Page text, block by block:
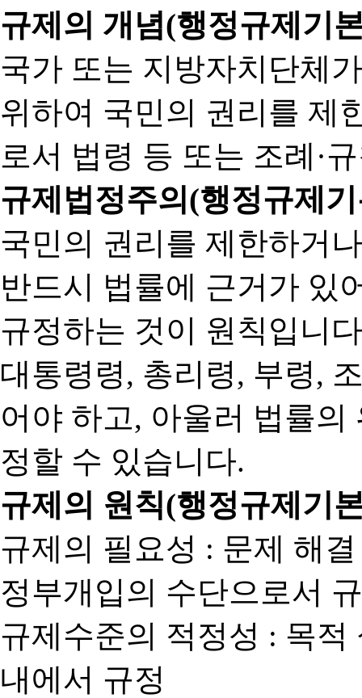
규제의 개념(행정규제기
국가 또는 지방자치단체
위하여 국민의 권리를 제
로서 법령 등 또는 조례·
규제법정주의(행정규제
국민의 권리를 제한하거
반드시 법률에 근거가 있
규정하는 것이 원칙입니
대통령령, 총리령, 부령,
어야 하고, 아울러 법률
정할 수 있습니다.
규제의 원칙(행정규제기
규제의 필요성 : 문제 해
정부개입의 수단으로서
규제수준의 적정성 : 목
내에서 규정